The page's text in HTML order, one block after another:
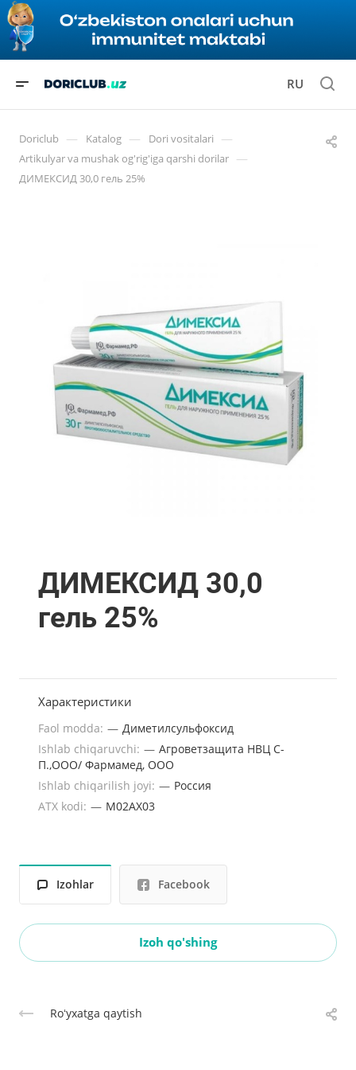
RU
Doriclub — Katalog — Dori vositalari —
Artikulyar va mushak og'rig'iga qarshi dorilar —
ДИМЕКСИД 30,0 гель 25%
ДИМЕКСИД 30,0
гель 25%
Характеристики
Faol modda: — Диметилсульфоксид
Ishlab chiqaruvchi: — Агроветзащита НВЦ С-
П.,ООО/ Фармамед, ООО
Ishlab chiqarilish joyi: — Россия
ATX kodi: — M02AX03
Izohlar Facebook
Izoh qo'shing
Roʻyxatga qaytish